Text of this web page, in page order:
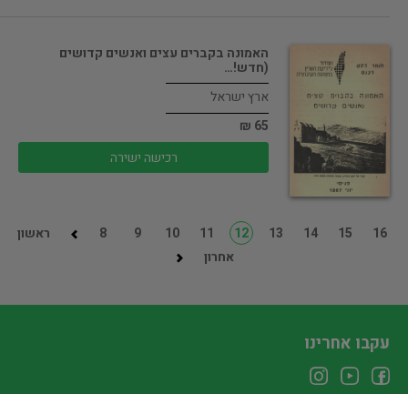
האמונה בקברים עצים ואנשים קדושים
(חדש!…
ארץ ישראל
65 ₪
רכישה ישירה
ראשון 8 9 10 11 12 13 14 15
16
אחרון
עקבו אחרינו